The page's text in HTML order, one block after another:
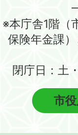
※本庁舎1階（
保険年金課
閉庁日：土
市